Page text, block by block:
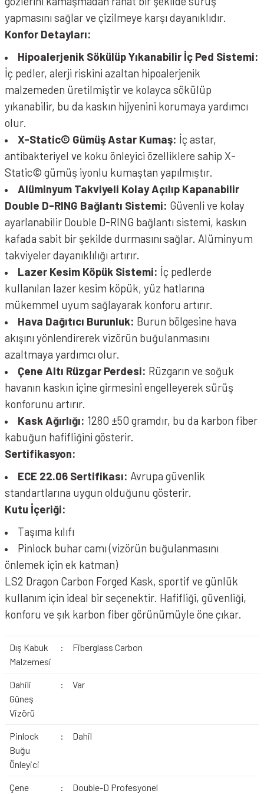
yapmasını sağlar ve çizilmeye karşı dayanıklıdır.
Konfor Detayları:
Hipoalerjenik Sökülüp Yıkanabilir İç Ped Sistemi:
İç pedler, alerji riskini azaltan hipoalerjenik
malzemeden üretilmiştir ve kolayca sökülüp
yıkanabilir, bu da kaskın hijyenini korumaya yardımcı
olur.
X-Static© Gümüş Astar Kumaş: İç astar,
antibakteriyel ve koku önleyici özelliklere sahip X-
Static© gümüş iyonlu kumaştan yapılmıştır.
Alüminyum Takviyeli Kolay Açılıp Kapanabilir
Double D-RING Bağlantı Sistemi: Güvenli ve kolay
ayarlanabilir Double D-RING bağlantı sistemi, kaskın
kafada sabit bir şekilde durmasını sağlar. Alüminyum
takviyeler dayanıklılığı artırır.
Lazer Kesim Köpük Sistemi: İç pedlerde
kullanılan lazer kesim köpük, yüz hatlarına
mükemmel uyum sağlayarak konforu artırır.
Hava Dağıtıcı Burunluk: Burun bölgesine hava
akışını yönlendirerek vizörün buğulanmasını
azaltmaya yardımcı olur.
Çene Altı Rüzgar Perdesi: Rüzgarın ve soğuk
havanın kaskın içine girmesini engelleyerek sürüş
konforunu artırır.
Kask Ağırlığı: 1280 ±50 gramdır, bu da karbon fiber
kabuğun hafifliğini gösterir.
Sertifikasyon:
ECE 22.06 Sertifikası: Avrupa güvenlik
standartlarına uygun olduğunu gösterir.
Kutu İçeriği:
Taşıma kılıfı
Pinlock buhar camı (vizörün buğulanmasını
önlemek için ek katman)
LS2 Dragon Carbon Forged Kask, sportif ve günlük
kullanım için ideal bir seçenektir. Hafifliği, güvenliği,
konforu ve şık karbon fiber görünümüyle öne çıkar.
Dış Kabuk
Malzemesi
: Fiberglass Carbon
Dahili
Güneş
Vizörü
: Var
Pinlock
Buğu
Önleyici
: Dahil
Çene
: Double-D Profesyonel